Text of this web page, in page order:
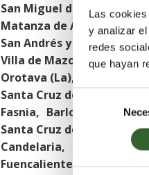
Las
y analizar
redes
que hayan
Selección
de
consentimiento
San Miguel de Abona
Matanza de Acentejo (La)
San Andrés y Sauces
Villa de Mazo
San Juan
Orotava (La)
Santa Cruz de Tenerife
Fasnia
Barlovento
Santa Cruz de la Palma
Candelaria
San
Fuencaliente de la Palma